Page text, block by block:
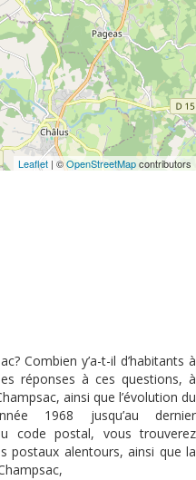
Leaflet | ©OpenStreetMapcontributors
Combien y’a-t-il d’habitants à
réponses à ces questions, à
ainsi que l’évolution du
1968 jusqu’au dernier
code postal, vous trouverez
postaux alentours, ainsi que la